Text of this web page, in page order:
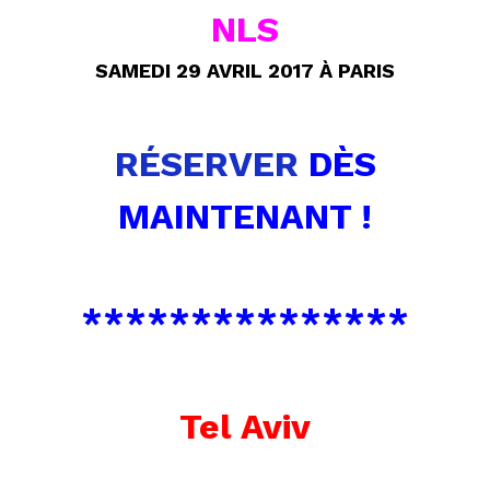
NLS
SAMEDI 29 AVRIL 2017 À PARIS
RÉSERVER DÈS
MAINTENANT !
***************
Tel Aviv